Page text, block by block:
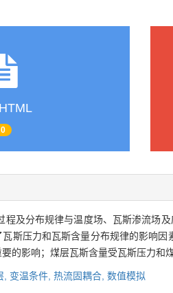
0
程及分布规律与温度场、瓦斯渗流场
斯压力和瓦斯含量分布规律的影响
的影响；煤层瓦斯含量受瓦斯压力
, 变温条件, 热流固耦合, 数值模拟